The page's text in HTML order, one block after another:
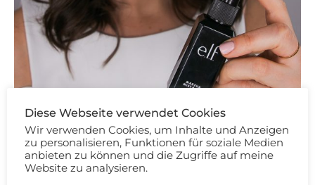
Diese Webseite verwendet Cookies
Wir verwenden Cookies, um Inhalte und Anzeigen
zu personalisieren, Funktionen für soziale Medien
anbieten zu können und die Zugriffe auf meine
Website zu analysieren.